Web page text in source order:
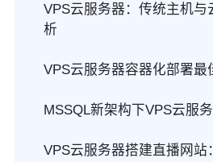
VPS云服务器：传统主机与
析
VPS云服务器容器化部署最
MSSQL新架构下VPS云服
VPS云服务器搭建直播网站